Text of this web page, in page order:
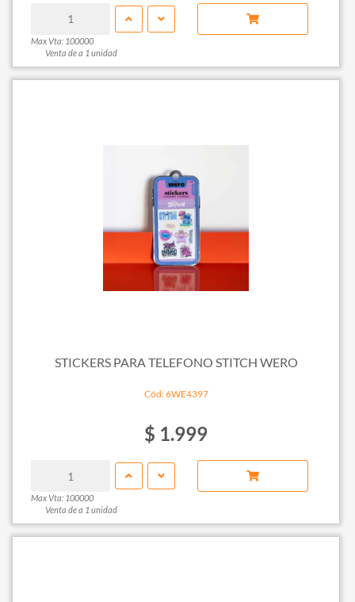
Max Vta: 100000
Venta de a 1 unidad
STICKERS PARA TELEFONO STITCH WERO
Cód: 6WE4397
$ 1.999
Max Vta: 100000
Venta de a 1 unidad